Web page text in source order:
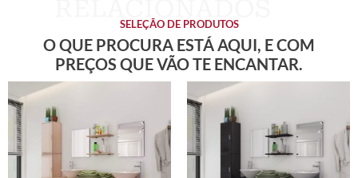
SELEÇÃO DE PRODUTOS
O QUE PROCURA ESTÁ AQUI, E COM
PREÇOS QUE VÃO TE ENCANTAR.